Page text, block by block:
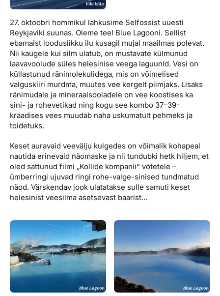
27. oktoobri hommikul lahkusime Selfossist uuesti
Reykjaviki suunas. Oleme teel Blue Lagooni. Sellist
ebamaist looduslikku ilu kusagil mujal maailmas polevat.
Nii kaugele kui silm ulatub, on mustavate külmunud
laavavoolude süles helesinise veega laguunid. Vesi on
küllastunud ränimolekulidega, mis on võimelised
valguskiiri murdma, muutes vee kergelt piimjaks. Lisaks
ränimudale ja mineraalsooladele on vee koostises ka
sini- ja rohevetikad ning kogu see kombo 37–39-
kraadises vees muudab naha uskumatult pehmeks ja
toidetuks.
Keset auravaid veevälju kulgedes on võimalik kohapeal
nautida erinevaid näomaske ja nii tundubki hetk hiljem, et
oled sattunud filmi „Kollide kompanii“ võtetele –
ümberringi ujuvad ringi rohe-valge-sinised tundmatud
näod. Värskendav jook ulatatakse sulle samuti keset
helesinist veesilma asetsevast baarist…